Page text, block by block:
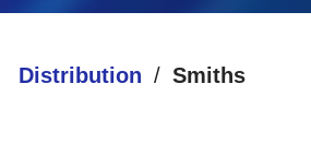
Distribution
Smiths